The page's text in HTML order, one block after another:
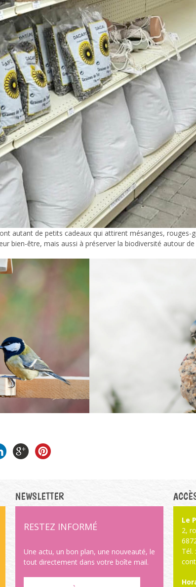
autant de petits cadeaux qui attirent mésanges,
bien-être, mais aussi à préserver la biodiversité autour de
NEWSLETTER
RESTEZ INFORMÉ
Une actu, un bon plan, une nouveauté, le
tout directement dans votre boîte mail.
Le
2,
Tél.